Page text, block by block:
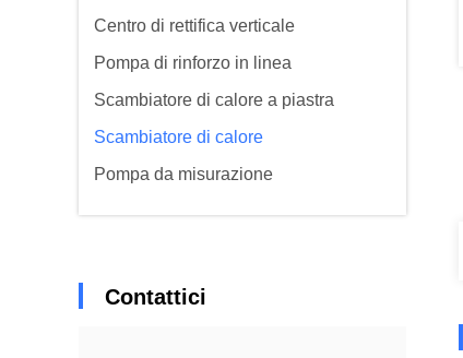
Centro di rettifica verticale
Pompa di rinforzo in linea
Scambiatore di calore a piastra
Scambiatore di calore
Pompa da misurazione
Contattici